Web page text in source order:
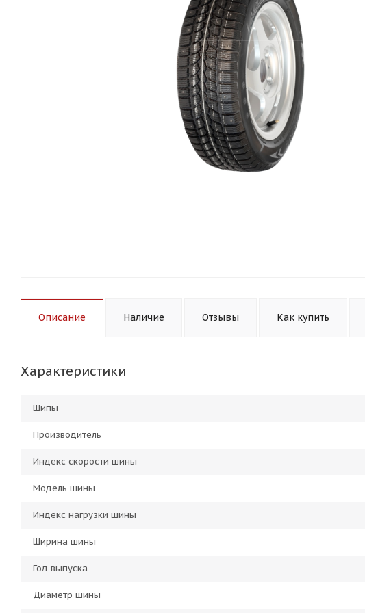
Описание Наличие Отзывы Как купить
Характеристики
Шипы
Производитель
Индекс скорости шины
Модель шины
Индекс нагрузки шины
Ширина шины
Год выпуска
Диаметр шины